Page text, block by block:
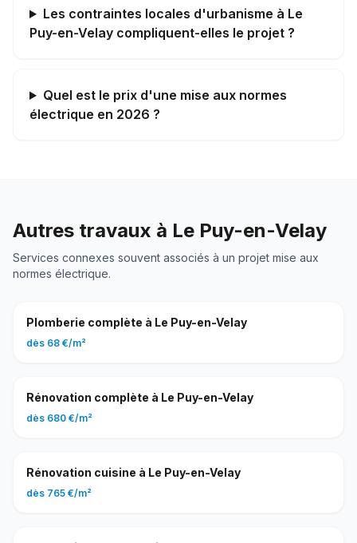
Les contraintes locales d'urbanisme à Le
Puy-en-Velay compliquent-elles le projet ?
Quel est le prix d'une mise aux normes
électrique en 2026 ?
Autres travaux à Le Puy-en-Velay
Services connexes souvent associés à un projet mise aux
normes électrique.
Plomberie complète à Le Puy-en-Velay
dès 68 €/m²
Rénovation complète à Le Puy-en-Velay
dès 680 €/m²
Rénovation cuisine à Le Puy-en-Velay
dès 765 €/m²